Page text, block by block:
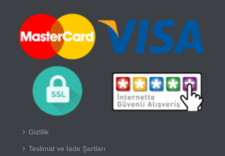
Gizlilik
Teslimat ve İade Şartları